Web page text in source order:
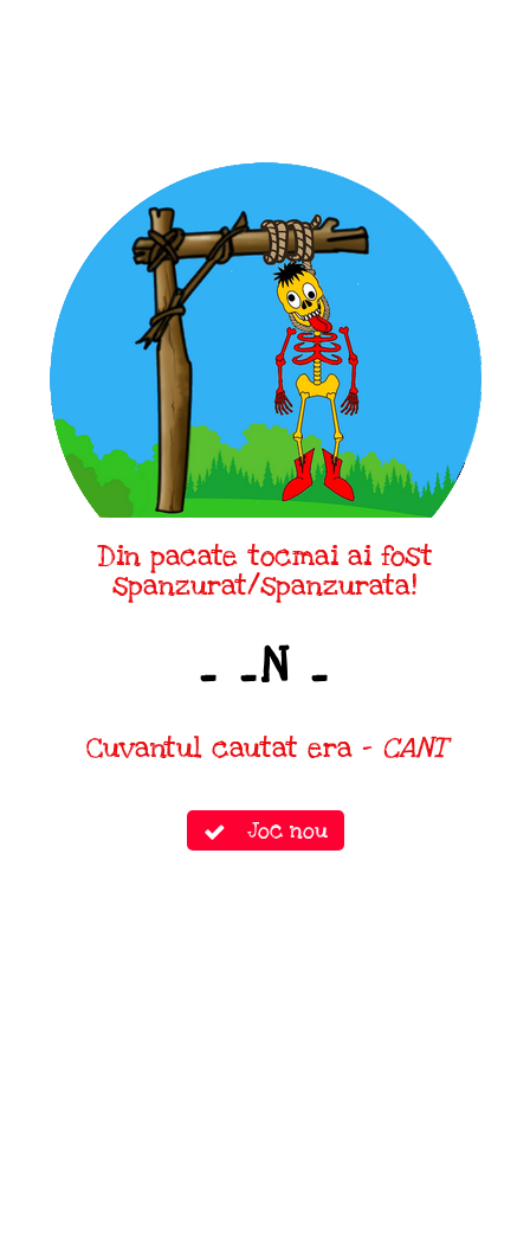
Din pacate tocmai ai fost
spanzurat/spanzurata!
_ _N _
Cuvantul cautat era - CANT
Joc nou